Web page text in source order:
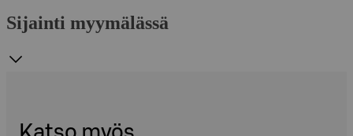
Sijainti myymälässä